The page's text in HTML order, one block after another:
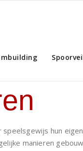
speelsgewijs hun
manieren